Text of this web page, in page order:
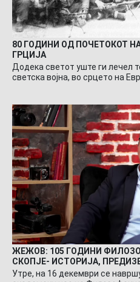
80 ГОДИНИ ОД ПОЧЕТОКОТ
ГРЦИЈА
Додека светот уште ги лечел
светска војна, во срцето на
ЖЕЖОВ: 105 ГОДИНИ
СКОПЈЕ- ИСТОРИЈА,
Утре, на 16 декември се